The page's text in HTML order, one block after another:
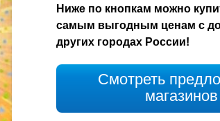
Ниже по кнопкам можно
самым выгодным ценам с
других городах России!
Смотреть
магазинов